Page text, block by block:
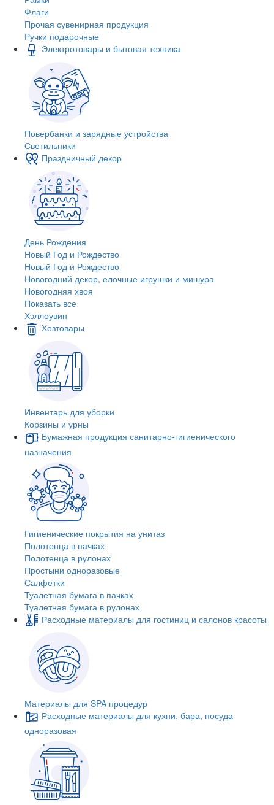
Флаги
Прочая сувенирная продукция
Ручки подарочные
Электротовары и бытовая техника
Повербанки и зарядные устройства
Светильники
Праздничный декор
День Рождения
Новый Год и Рождество
Новый Год и Рождество
Новогодний декор, елочные игрушки и мишура
Новогодняя хвоя
Показать все
Хэллоувин
Хозтовары
Инвентарь для уборки
Корзины и урны
Бумажная продукция санитарно-гигиенического
назначения
Гигиенические покрытия на унитаз
Полотенца в пачках
Полотенца в рулонах
Простыни одноразовые
Салфетки
Туалетная бумага в пачках
Туалетная бумага в рулонах
Расходные материалы для гостиниц и салонов красоты
Материалы для SPA процедур
Расходные материалы для кухни, бара, посуда
одноразовая